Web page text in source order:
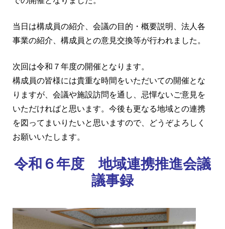
当日は構成員の紹介、会議の目的・概要説明、法人各
事業の紹介、構成員との意見交換等が行われました。
次回は令和７年度の開催となります。
構成員の皆様には貴重な時間をいただいての開催とな
りますが、会議や施設訪問を通し、忌憚ないご意見を
いただければと思います。今後も更なる地域との連携
を図ってまいりたいと思いますので、どうぞよろしく
お願いいたします。
令和６年度 地域連携推進会議
議事録